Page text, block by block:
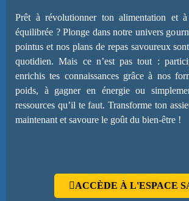
Prêt à révolutionner ton alimentation et
équilibrée ? Plonge dans notre univers
pointus et nos plans de repas savoureux
quotidien. Mais ce n’est pas tout :
enrichis tes connaissances grâce à nos
poids, à gagner en énergie ou
ressources qu’il te faut. Transforme ton
maintenant et savoure le goût du bien-être !
ACCÈDE À L'ESPACE